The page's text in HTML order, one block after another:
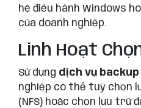
hệ điều hành Windows
của doanh nghiệp.
Linh Hoạt
Sử dụng dịch vụ backup
nghiệp có thể tuỳ chọn
(NFS) hoặc chọn lưu trữ